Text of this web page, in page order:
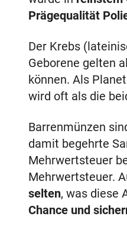
Prägequalität
Der Krebs
Geborene gelten
können. Als
wird oft als die
Barrenmünzen
damit begehrte
Mehrwertsteuer
Mehrwertsteuer.
selten, was diese
Chance und